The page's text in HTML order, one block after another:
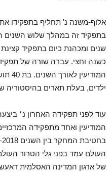
אלוף-משנה נ' תחליף בתפקידו
שנים ומכהנת כיום בתפקיד
כשנה וחצי. עברה שורה של
ילדים, בעלת תארים בהיסטוריה
עוד לפני תפקידה האחרון נ׳
המודיעין ואחד מתפקידה
העולם עמד בפני גלי הטרור
של ארגון המדינה האסלמית